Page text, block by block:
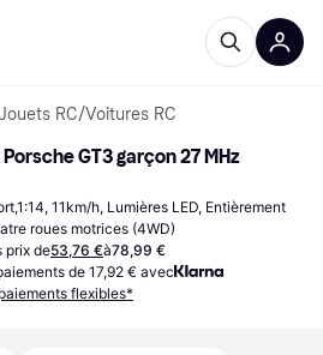
Jouets RC/Voitures RC
Porsche GT3 garçon 27 MHz
11km/h, Lumières LED, Entièrement
roues motrices (4WD)
prix de53,76 €à78,99 €
de 17,92 € avec
flexibles*